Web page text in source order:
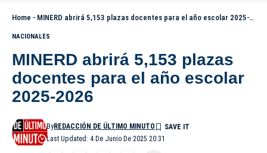
Home - MINERD abrirá 5,153 plazas docentes para el año escolar 2025-2026
NACIONALES
MINERD abrirá 5,153 plazas
docentes para el año escolar
2025-2026
Last Updated: 4 De Junio De 2025 20:31
ByREDACCIÓN DE ÚLTIMO MINUTO